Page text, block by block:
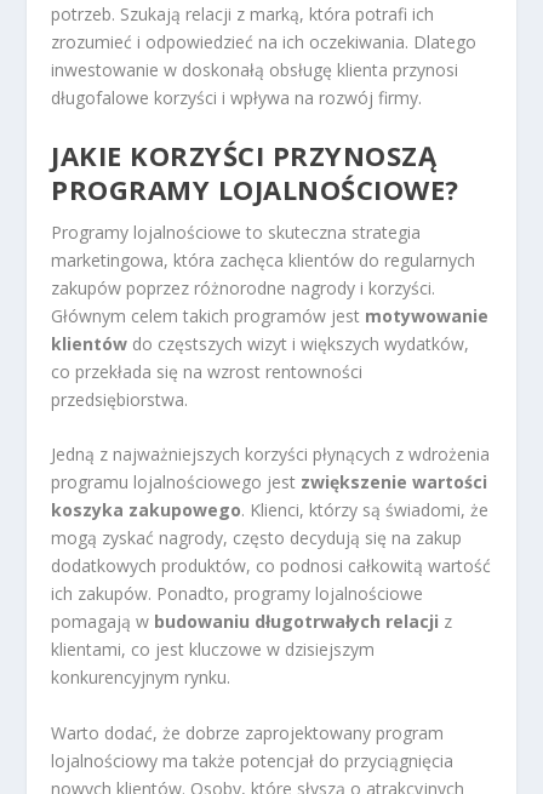
potrzeb. Szukają relacji z marką, która potrafi ich
zrozumieć i odpowiedzieć na ich oczekiwania. Dlatego
inwestowanie w doskonałą obsługę klienta przynosi
długofalowe korzyści i wpływa na rozwój firmy.
JAKIE KORZYŚCI PRZYNOSZĄ
PROGRAMY LOJALNOŚCIOWE?
Programy lojalnościowe to skuteczna strategia
marketingowa, która zachęca klientów do regularnych
zakupów poprzez różnorodne nagrody i korzyści.
Głównym celem takich programów jest motywowanie
klientów do częstszych wizyt i większych wydatków,
co przekłada się na wzrost rentowności
przedsiębiorstwa.
Jedną z najważniejszych korzyści płynących z wdrożenia
programu lojalnościowego jest zwiększenie wartości
koszyka zakupowego. Klienci, którzy są świadomi, że
mogą zyskać nagrody, często decydują się na zakup
dodatkowych produktów, co podnosi całkowitą wartość
ich zakupów. Ponadto, programy lojalnościowe
pomagają w budowaniu długotrwałych relacji z
klientami, co jest kluczowe w dzisiejszym
konkurencyjnym rynku.
Warto dodać, że dobrze zaprojektowany program
lojalnościowy ma także potencjał do przyciągnięcia
nowych klientów. Osoby, które słyszą o atrakcyjnych